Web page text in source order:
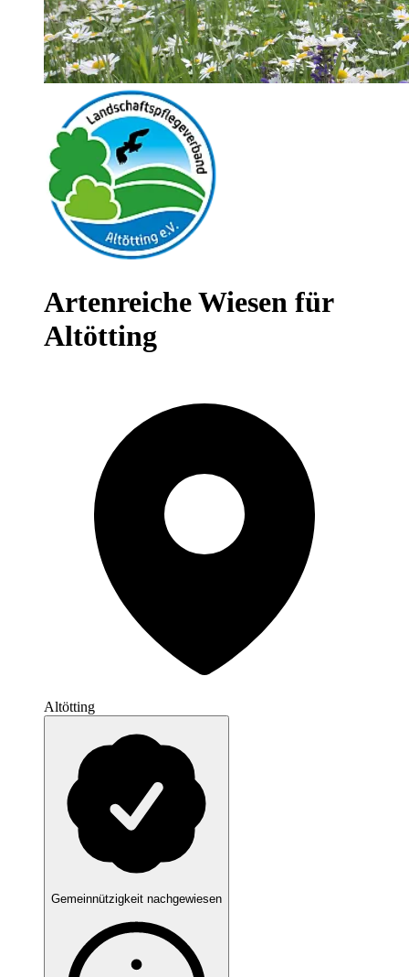
Artenreiche Wiesen für
Altötting
Altötting
Gemeinnützigkeit nachgewiesen